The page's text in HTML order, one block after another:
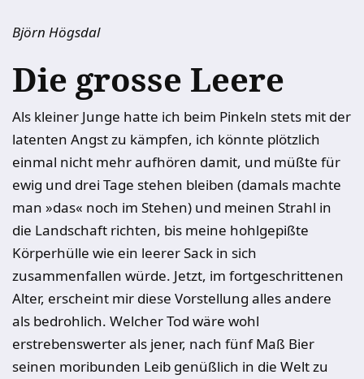
Björn Högsdal
Die grosse Leere
Als kleiner Junge hatte ich beim Pinkeln stets mit der
latenten Angst zu kämpfen, ich könnte plötzlich
einmal nicht mehr aufhören damit, und müßte für
ewig und drei Tage stehen bleiben (damals machte
man »das« noch im Stehen) und meinen Strahl in
die Landschaft richten, bis meine hohlgepißte
Körperhülle wie ein leerer Sack in sich
zusammenfallen würde. Jetzt, im fortgeschrittenen
Alter, erscheint mir diese Vorstellung alles andere
als bedrohlich. Welcher Tod wäre wohl
erstrebenswerter als jener, nach fünf Maß Bier
seinen moribunden Leib genüßlich in die Welt zu